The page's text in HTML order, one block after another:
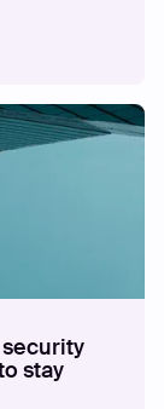
security
stay